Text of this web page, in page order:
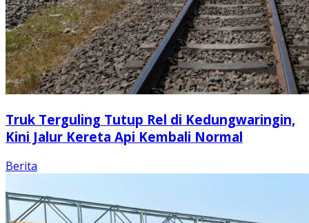
Truk Terguling Tutup Rel di Kedungwaringin,
Kini Jalur Kereta Api Kembali Normal
Berita